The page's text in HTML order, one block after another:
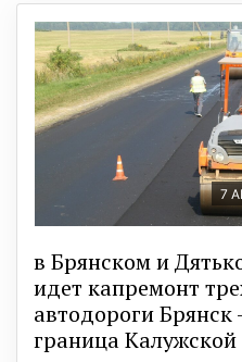
7
в Брянском и
идет капремонт
автодороги Брянск
граница Калужской